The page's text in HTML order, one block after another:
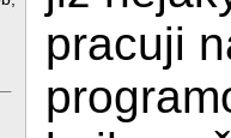
pracuji